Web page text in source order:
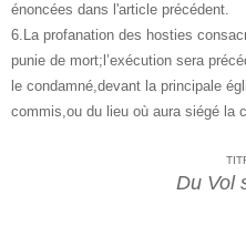
énoncées dans l'article précédent.
6.La profanation des hosties
punie de mort;l’exécution sera
le condamné,devant la principale
commis,ou du lieu où aura siégé la
Du Vol